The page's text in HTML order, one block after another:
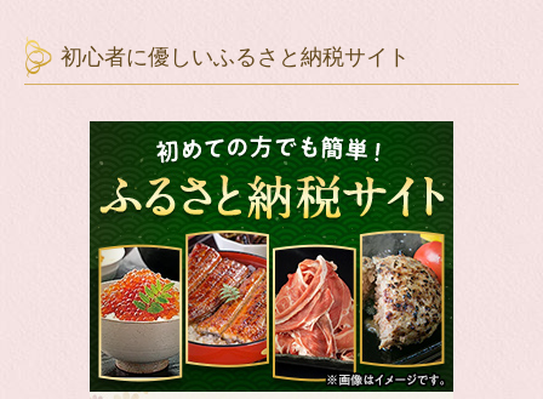
初心者に優しいふるさと納税サイト